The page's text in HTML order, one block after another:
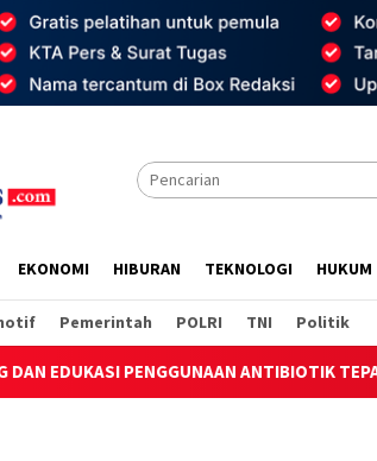
EKONOMI HIBURAN TEKNOLOGI HUKUM
Pemerintah POLRI TNI Politik
ANTIBIOTIK TEPAT GUNA